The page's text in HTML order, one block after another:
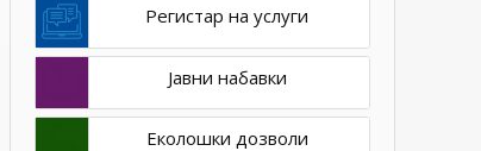
Регистар на услуги
Јавни набавки
Еколошки дозволи